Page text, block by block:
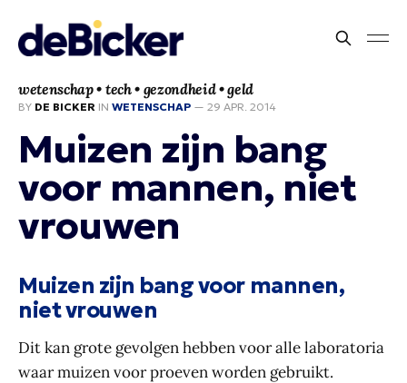
wetenschap • tech • gezondheid • geld
BY DE BICKER IN WETENSCHAP — 29 APR. 2014
Muizen zijn bang
voor mannen, niet
vrouwen
Muizen zijn bang voor mannen,
niet vrouwen
Dit kan grote gevolgen hebben voor alle laboratoria
waar muizen voor proeven worden gebruikt.